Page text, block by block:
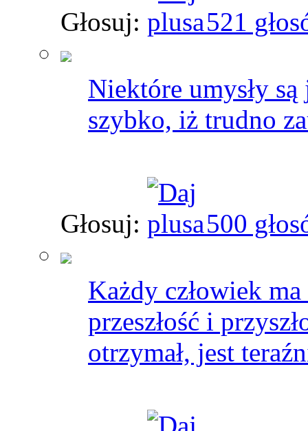
Głosuj: 521
Niektóre umysły
szybko, iż trudno
Głosuj: 500
Każdy człowiek
przeszłość i
otrzymał, jest